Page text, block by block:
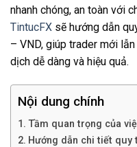
nhanh chóng, an toàn với
TintucFX sẽ hướng dẫn
– VND, giúp trader mới
dịch dễ dàng và hiệu quả.
Nội dung chính
Tầm quan trọng của
Hướng dẫn chi tiết quy